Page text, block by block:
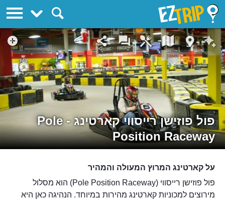
פול פוזישן רייסווי קארטינג - Pole
Position Raceway
על קארטינג המרוץ המעולה והמהיר
פול פוזישן רייסווי (Pole Position Raceway) הוא מסלול
מירוצים למכוניות קארטינג מהירות במיוחד. הנהיגה כאן היא
EZTrip